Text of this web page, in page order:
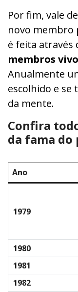
Por fim, vale
novo membro
é feita através
membros
Anualmente
escolhido e
da mente.
Confira
da fama do
Ano
1979
1980
1981
1982